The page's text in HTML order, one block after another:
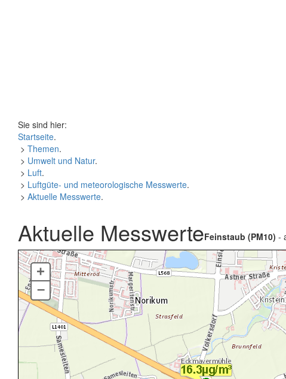
Sie sind hier:
Startseite.
> Themen.
> Umwelt und Natur.
> Luft.
> Luftgüte- und meteorologische Messwerte.
> Aktuelle Messwerte.
Aktuelle MesswerteFeinstaub (PM10) -
+
–